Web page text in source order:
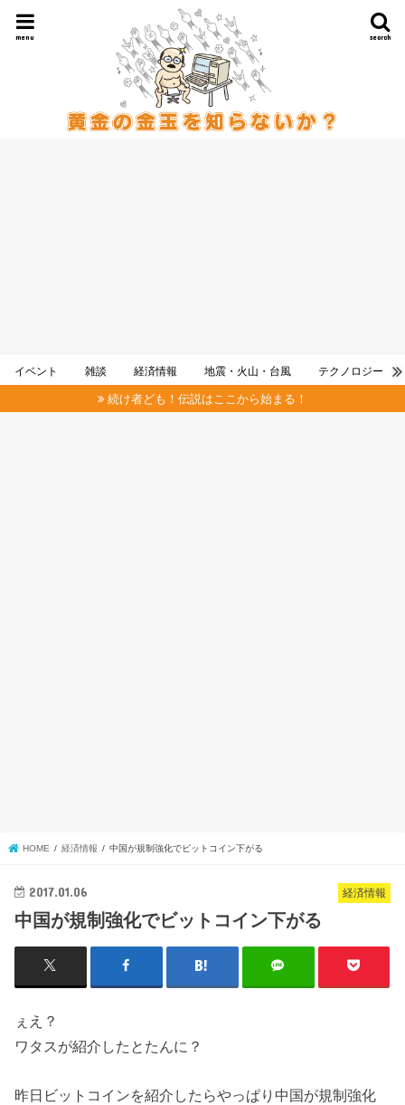
search
menu
イベント 雑談 経済情報 地震・火山・台風 テクノロジー
続け者ども！伝説はここから始まる！
HOME 経済情報 中国が規制強化でビットコイン下がる
経済情報
2017.01.06
中国が規制強化でビットコイン下がる
ぇえ？
ワタスが紹介したとたんに？
昨日ビットコインを紹介したらやっぱり中国が規制強化